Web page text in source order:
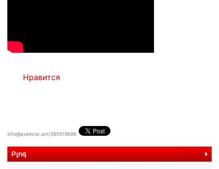
Нравится
info@asekose.am/095519696
Բլոգ ավելին